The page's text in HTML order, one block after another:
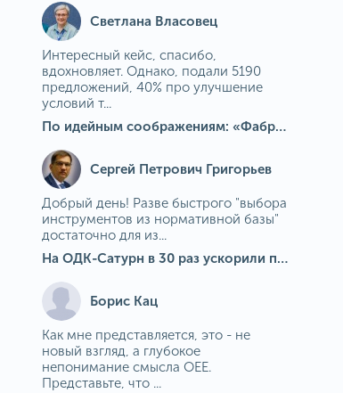
Светлана Власовец
Интересный кейс, спасибо,
вдохновляет. Однако, подали 5190
предложений, 40% про улучшение
условий т...
По идейным соображениям: «Фабрика идей» на МГОКе
Сергей Петрович Григорьев
Добрый день! Разве быстрого "выбора
инструментов из нормативной базы"
достаточно для из...
На ОДК-Сатурн в 30 раз ускорили подбор средств измерения для контроля качества продукции
Борис Кац
Как мне представляется, это - не
новый взгляд, а глубокое
непонимание смысла OEE.
Представьте, что ...